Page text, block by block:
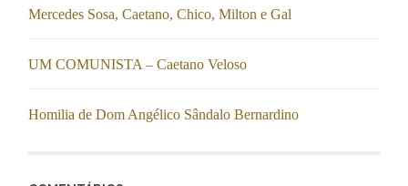
Mercedes Sosa, Caetano, Chico, Milton e Gal
UM COMUNISTA – Caetano Veloso
Homilia de Dom Angélico Sândalo Bernardino